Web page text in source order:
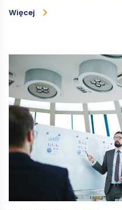
Więcej